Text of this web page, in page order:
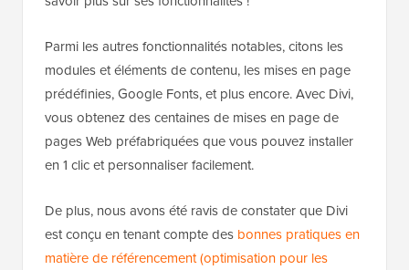
Parmi les autres fonctionnalités notables, citons les
modules et éléments de contenu, les mises en page
prédéfinies, Google Fonts, et plus encore. Avec Divi,
vous obtenez des centaines de mises en page de
pages Web préfabriquées que vous pouvez installer
en 1 clic et personnaliser facilement.
De plus, nous avons été ravis de constater que Divi
est conçu en tenant compte des bonnes pratiques en
matière de référencement (optimisation pour les